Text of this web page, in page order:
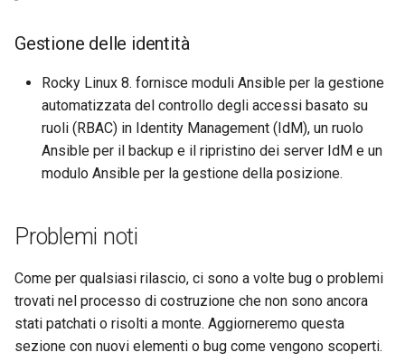
Gestione delle identità
Rocky Linux 8. fornisce moduli Ansible per la gestione
automatizzata del controllo degli accessi basato su
ruoli (RBAC) in Identity Management (IdM), un ruolo
Ansible per il backup e il ripristino dei server IdM e un
modulo Ansible per la gestione della posizione.
Problemi noti
Come per qualsiasi rilascio, ci sono a volte bug o problemi
trovati nel processo di costruzione che non sono ancora
stati patchati o risolti a monte. Aggiorneremo questa
sezione con nuovi elementi o bug come vengono scoperti.